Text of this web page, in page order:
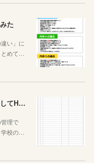
た
い」に
めて…
まずは続けたい！ミッション表を利用してHOME個別指導塾からのミッションを遂行せよ
理で
校の…